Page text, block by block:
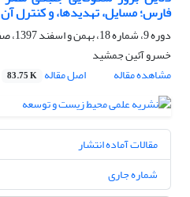
فارس؛ مسا‌یل، تهدیدها، و کنترل آن
دوره 9، شماره 18، بهمن و اسفند 1397، صفحه
خسرو آئین جمشید
مشاهده مقاله
اصل مقاله 83.75 K
مقالات آماده انتشار
شماره جاری